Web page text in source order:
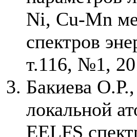
Ni, Cu-Mn
спектров
т.116, №1,
Бакиева
локальной
EELFS